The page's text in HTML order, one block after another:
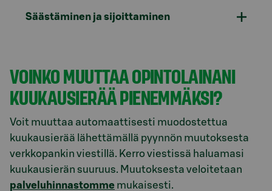
Säästäminen ja sijoittaminen
VOINKO MUUTTAA OPINTOLAINANI
KUUKAUSIERÄÄ PIENEMMÄKSI?
Voit muuttaa automaattisesti muodostettua
kuukausierää lähettämällä pyynnön muutoksesta
verkkopankin viestillä. Kerro viestissä haluamasi
kuukausierän suuruus. Muutoksesta veloitetaan
palveluhinnastomme mukaisesti.